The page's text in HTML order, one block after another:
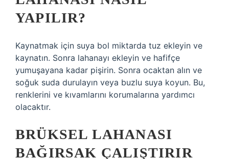
YAPILIR?
Kaynatmak için suya bol miktarda tuz ekleyin ve
kaynatın. Sonra lahanayı ekleyin ve hafifçe
yumuşayana kadar pişirin. Sonra ocaktan alın ve
soğuk suda durulayın veya buzlu suya koyun. Bu,
renklerini ve kıvamlarını korumalarına yardımcı
olacaktır.
BRÜKSEL LAHANASI
BAĞIRSAK ÇALIŞTIRIR